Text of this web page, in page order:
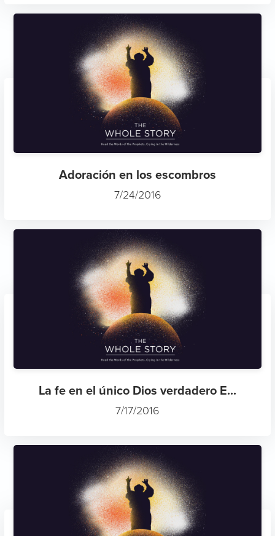
Adoración en los escombros
7/24/2016
La fe en el único Dios verdadero E...
7/17/2016